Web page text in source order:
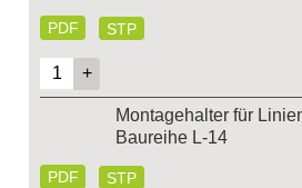
PDF STP
Montagehalter für
Baureihe L-14
PDF STP